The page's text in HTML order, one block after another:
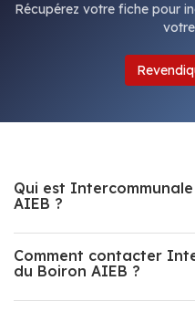
Récupérez votre fiche pour
Qui est
AIEB ?
Comment contacter
du Boiron AIEB ?